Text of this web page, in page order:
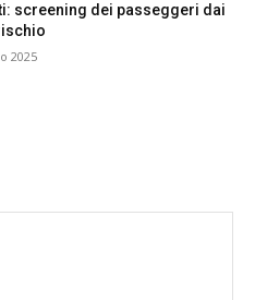
screening dei passeggeri dai
2025